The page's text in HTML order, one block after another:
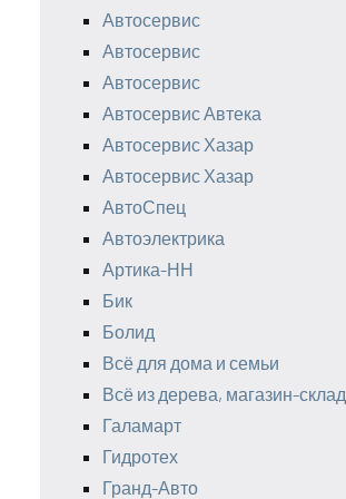
Автосервис
Автосервис
Автосервис
Автосервис Автека
Автосервис Хазар
Автосервис Хазар
АвтоСпец
Автоэлектрика
Артика-НН
Бик
Болид
Всё для дома и семьи
Всё из дерева, магазин-склад
Галамарт
Гидротех
Гранд-Авто